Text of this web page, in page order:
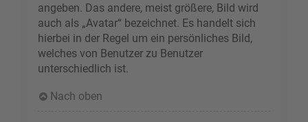
angeben. Das andere, meist größere, Bild wird
auch als „Avatar“ bezeichnet. Es handelt sich
hierbei in der Regel um ein persönliches Bild,
welches von Benutzer zu Benutzer
unterschiedlich ist.
Nach oben